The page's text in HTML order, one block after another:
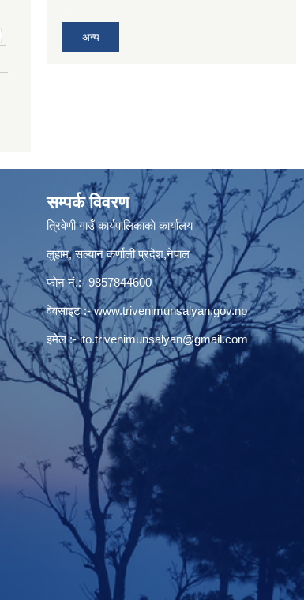
अन्य
सम्पर्क विवरण
त्रिवेणी गाउँ कार्यपालिकाकाे कार्यालय
लुहाम, सल्यान कर्णाली प्रदेश,नेपाल
फाेन नं.:- 9857844600
वेवसाइट :-www.trivenimunsalyan.gov.np
इमेल :-ito.trivenimunsalyan@gmail.com